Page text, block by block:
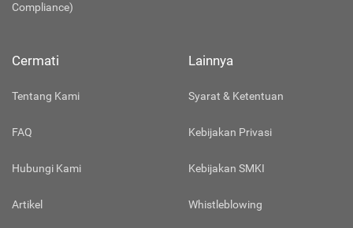
Compliance)
Cermati
Tentang Kami
FAQ
Hubungi Kami
Artikel
Lainnya
Syarat & Ketentuan
Kebijakan Privasi
Kebijakan SMKI
Whistleblowing